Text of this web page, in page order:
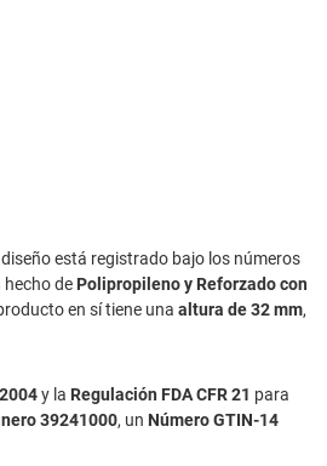
está registrado bajo los números
hecho de Polipropileno y Reforzado con
en sí tiene una altura de 32 mm,
y la Regulación FDA CFR 21 para
39241000, un Número GTIN-14